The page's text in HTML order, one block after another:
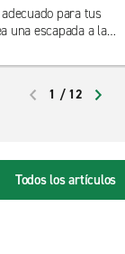
para tus
una escapada a la
en la playa o un viaje
1 / 12
Todos los artículos